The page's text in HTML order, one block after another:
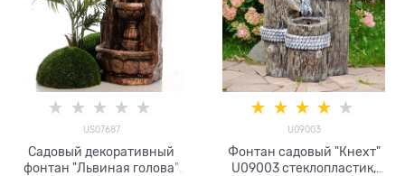
US07687
Садовый декоративный
фонтан "Львиная голова"
U09003
Фонтан садовый "Кнехт"
U09003 стеклопластик,